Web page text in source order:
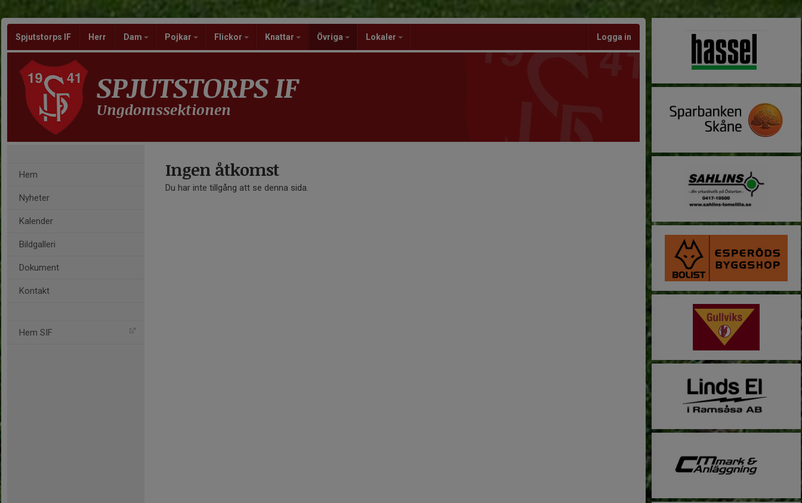
Spjutstorps IF Herr Dam Pojkar Flickor Knattar Övriga Lokaler Logga in
SPJUTSTORPS IF
Ungdomssektionen
Hem
Nyheter
Kalender
Bildgalleri
Dokument
Kontakt
Hem SIF
Ingen åtkomst
Du har inte tillgång att se denna sida.